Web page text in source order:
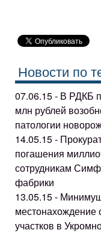
Новости по
07.06.15 - В РДКБ
млн рублей
патологии
14.05.15 -
погашения
сотрудникам
фабрики
13.05.15 -
местонахождение
участков в